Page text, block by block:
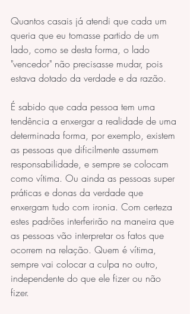
Quantos casais já atendi que cada um
queria que eu tomasse partido de um
lado, como se desta forma, o lado
"vencedor" não precisasse mudar, pois
estava dotado da verdade e da razão.
É sabido que cada pessoa tem uma
tendência a enxergar a realidade de uma
determinada forma, por exemplo, existem
as pessoas que dificilmente assumem
responsabilidade, e sempre se colocam
como vítima. Ou ainda as pessoas super
práticas e donas da verdade que
enxergam tudo com ironia. Com certeza
estes padrões interferirão na maneira que
as pessoas vão interpretar os fatos que
ocorrem na relação. Quem é vítima,
sempre vai colocar a culpa no outro,
independente do que ele fizer ou não
fizer.